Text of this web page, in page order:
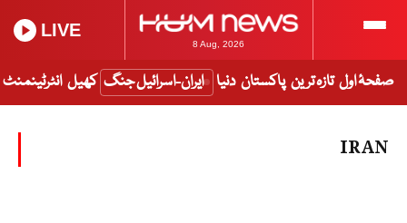
8 Aug, 2026
LIVE
صفحۂ اول تازہ ترین پاکستان دنیا ایران-اسرائیل جنگ کھیل انٹرٹینمنٹ
IRAN